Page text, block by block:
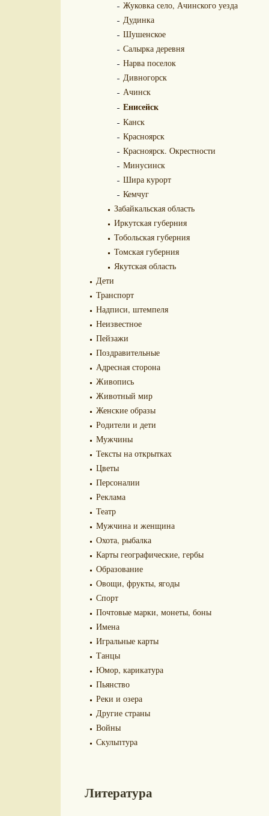
Жуковка село, Ачинского уезда
Дудинка
Шушенское
Салырка деревня
Нарва поселок
Дивногорск
Ачинск
Енисейск
Канск
Красноярск
Красноярск. Окрестности
Минусинск
Шира курорт
Кемчуг
Забайкальская область
Иркутская губерния
Тобольская губерния
Томская губерния
Якутская область
Дети
Транспорт
Надписи, штемпеля
Неизвестное
Пейзажи
Поздравительные
Адресная сторона
Живопись
Животный мир
Женские образы
Родители и дети
Мужчины
Тексты на открытках
Цветы
Персоналии
Реклама
Театр
Мужчина и женщина
Охота, рыбалка
Карты географические, гербы
Образование
Овощи, фрукты, ягоды
Спорт
Почтовые марки, монеты, боны
Имена
Игральные карты
Танцы
Юмор, карикатура
Пьянство
Реки и озера
Другие страны
Войны
Скульптура
Литература